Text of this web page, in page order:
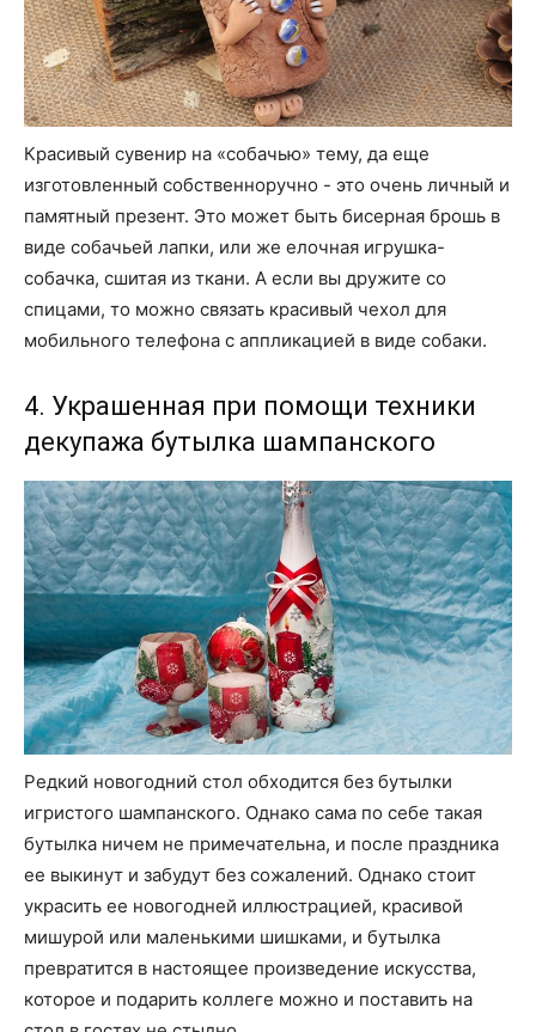
Красивый сувенир на «собачью» тему, да еще
изготовленный собственноручно - это очень личный и
памятный презент. Это может быть бисерная брошь в
виде собачьей лапки, или же елочная игрушка-
собачка, сшитая из ткани. А если вы дружите со
спицами, то можно связать красивый чехол для
мобильного телефона с аппликацией в виде собаки.
4. Украшенная при помощи техники
декупажа бутылка шампанского
Редкий новогодний стол обходится без бутылки
игристого шампанского. Однако сама по себе такая
бутылка ничем не примечательна, и после праздника
ее выкинут и забудут без сожалений. Однако стоит
украсить ее новогодней иллюстрацией, красивой
мишурой или маленькими шишками, и бутылка
превратится в настоящее произведение искусства,
которое и подарить коллеге можно и поставить на